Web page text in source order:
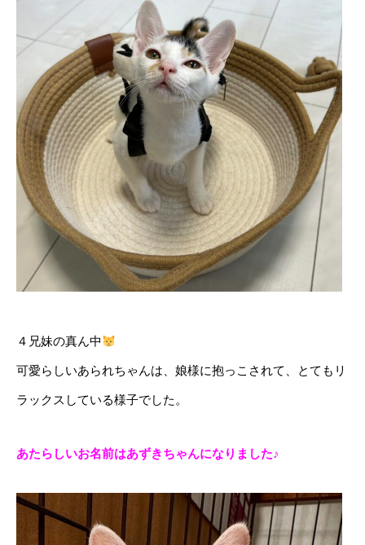
４兄妹の真ん中
可愛らしいあられちゃんは、娘様に抱っこされて、とてもリ
ラックスしている様子でした。
あたらしいお名前はあずきちゃんになりました♪